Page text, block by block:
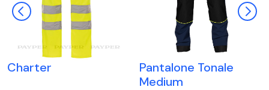
Charter
Pantalone Tonale
Medium